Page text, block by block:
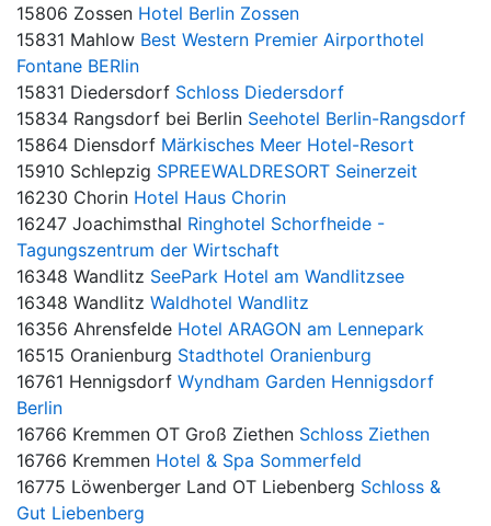
15806 Zossen Hotel Berlin Zossen
15831 Mahlow Best Western Premier Airporthotel
Fontane BERlin
15831 Diedersdorf Schloss Diedersdorf
15834 Rangsdorf bei Berlin Seehotel Berlin-Rangsdorf
15864 Diensdorf Märkisches Meer Hotel-Resort
15910 Schlepzig SPREEWALDRESORT Seinerzeit
16230 Chorin Hotel Haus Chorin
16247 Joachimsthal Ringhotel Schorfheide -
Tagungszentrum der Wirtschaft
16348 Wandlitz SeePark Hotel am Wandlitzsee
16348 Wandlitz Waldhotel Wandlitz
16356 Ahrensfelde Hotel ARAGON am Lennepark
16515 Oranienburg Stadthotel Oranienburg
16761 Hennigsdorf Wyndham Garden Hennigsdorf
Berlin
16766 Kremmen OT Groß Ziethen Schloss Ziethen
16766 Kremmen Hotel & Spa Sommerfeld
16775 Löwenberger Land OT Liebenberg Schloss &
Gut Liebenberg